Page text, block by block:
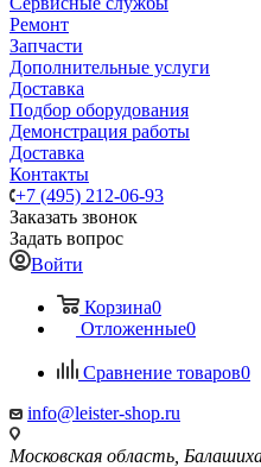
Ремонт
Запчасти
Дополнительные услуги
Доставка
Подбор оборудования
Демонстрация работы
Доставка
Контакты
+7 (495) 212-06-93
Заказать звонок
Задать вопрос
Войти
Корзина0
Отложенные0
Сравнение товаров0
info@leister-shop.ru
Московская область,